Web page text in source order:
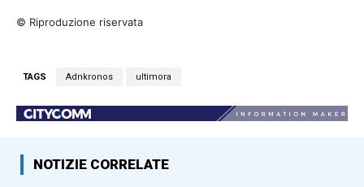
© Riproduzione riservata
TAGS Adnkronos ultimora
NOTIZIE CORRELATE